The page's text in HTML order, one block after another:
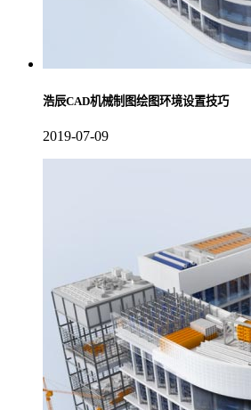
浩辰CAD机械制图绘图环境设置技巧
2019-07-09